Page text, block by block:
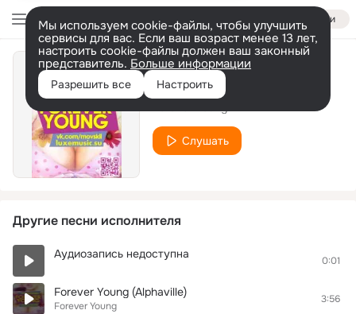
Войти
Мы используем cookie-файлы, чтобы улучшить
сервисы для вас. Если ваш возраст менее 13 лет,
настроить cookie-файлы должен ваш законный
представитель. Больше информации
Разрешить все Настроить
We Will Rock You
Слушать
Другие песни исполнителя
Аудиозапись недоступна 0:01
Forever Young (Alphaville)
Forever Young
3:56